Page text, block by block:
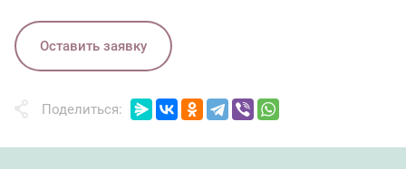
Оставить заявку
Поделиться: